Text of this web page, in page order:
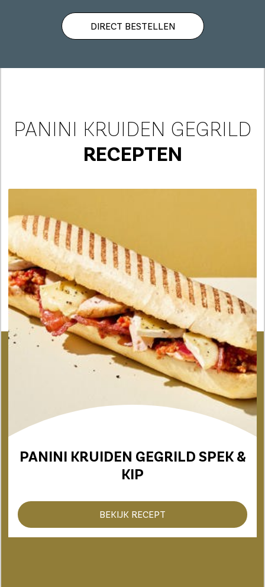
DIRECT BESTELLEN
PANINI KRUIDEN GEGRILD
RECEPTEN
PANINI KRUIDEN GEGRILD SPEK &
KIP
BEKIJK RECEPT